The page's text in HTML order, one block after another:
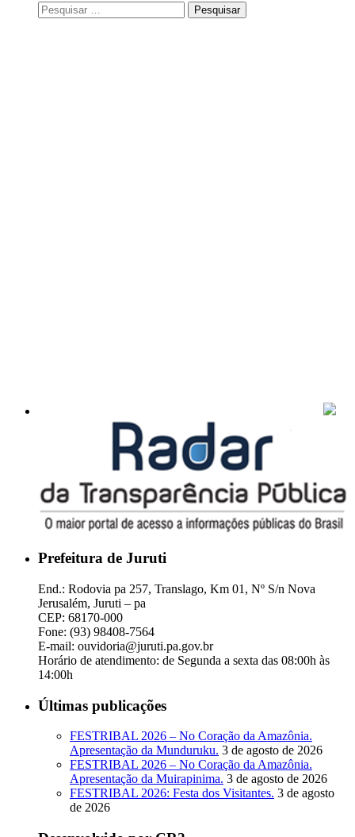
Pesquisar
por:
Prefeitura de Juruti
End.: Rodovia pa 257, Translago, Km 01, Nº S/n Nova
Jerusalém, Juruti – pa
CEP: 68170-000
Fone: (93) 98408-7564
E-mail: ouvidoria@juruti.pa.gov.br
Horário de atendimento: de Segunda a sexta das 08:00h às
14:00h
Últimas publicações
FESTRIBAL 2026 – No Coração da Amazônia.
Apresentação da Munduruku. 3 de agosto de 2026
FESTRIBAL 2026 – No Coração da Amazônia.
Apresentação da Muirapinima. 3 de agosto de 2026
FESTRIBAL 2026: Festa dos Visitantes. 3 de agosto
de 2026